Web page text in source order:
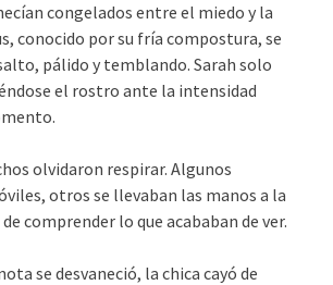
congelados entre el miedo y la
conocido por su fría compostura, se
pálido y temblando. Sarah solo
el rostro ante la intensidad
olvidaron respirar. Algunos
otros se llevaban las manos a la
comprender lo que acababan de ver.
se desvaneció, la chica cayó de